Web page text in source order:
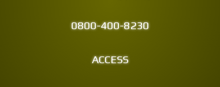
0800-400-8230
ACCESS